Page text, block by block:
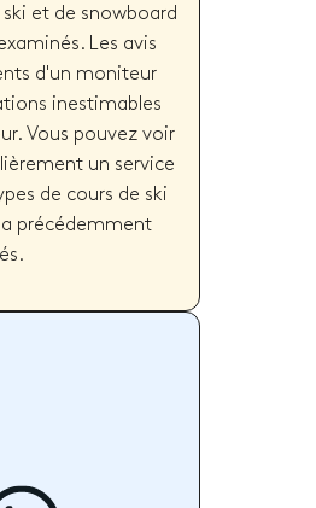
et de snowboard
Les avis
d'un moniteur
inestimables
Vous pouvez voir
un service
de cours de ski
précédemment